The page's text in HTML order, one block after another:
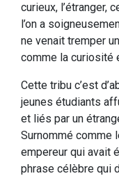
curieux, l’étranger,
l’on a
ne venait tremper
comme la curiosité
Cette tribu c’est
jeunes étudiants
et liés par un
Surnommé comme
empereur qui avait
phrase célèbre qui